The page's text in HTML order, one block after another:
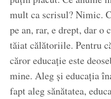
mult ca scrisul? Nimic.
pe an, rar, e drept, dar o
tăiat călătoriile. Pentru
căror educație este
mine. Aleg și educația
fapt aleg sănătatea,